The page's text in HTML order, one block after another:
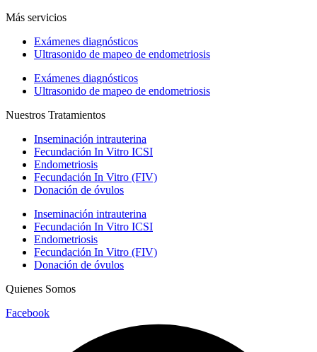
Más servicios
Exámenes diagnósticos
Ultrasonido de mapeo de endometriosis
Exámenes diagnósticos
Ultrasonido de mapeo de endometriosis
Nuestros Tratamientos
Inseminación intrauterina
Fecundación In Vitro ICSI
Endometriosis
Fecundación In Vitro (FIV)
Donación de óvulos
Inseminación intrauterina
Fecundación In Vitro ICSI
Endometriosis
Fecundación In Vitro (FIV)
Donación de óvulos
Quienes Somos
Facebook